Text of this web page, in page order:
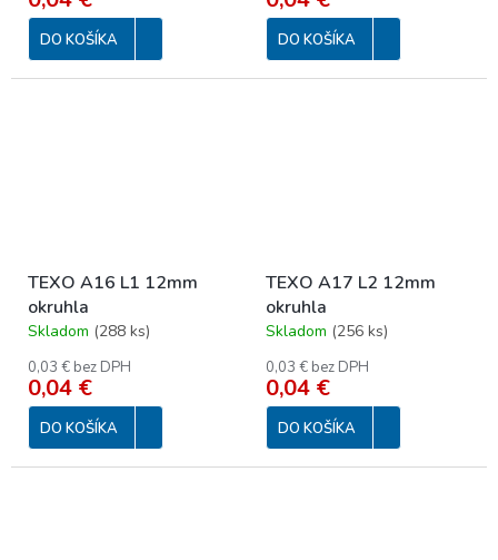
DO KOŠÍKA DO KOŠÍKA
TEXO A16 L1 12mm
okruhla
Skladom (288 ks)
0,03 € bez DPH
0,04 €
DO KOŠÍKA
TEXO A17 L2 12mm
okruhla
Skladom (256 ks)
0,03 € bez DPH
0,04 €
DO KOŠÍKA